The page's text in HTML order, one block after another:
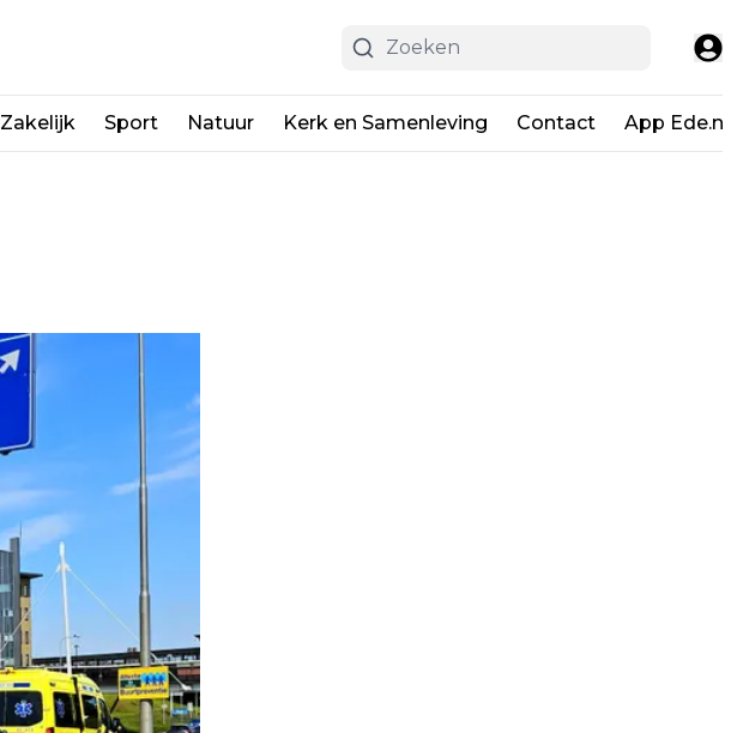
Zakelijk Sport Natuur Kerk en Samenleving Contact App